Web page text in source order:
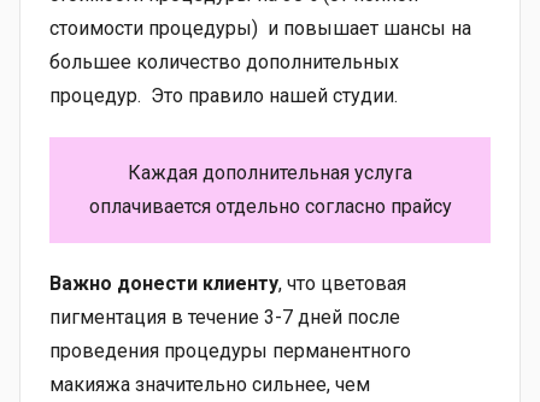
стоимости процедуры) и повышает шансы на
большее количество дополнительных
процедур. Это правило нашей студии.
Каждая дополнительная услуга
оплачивается отдельно согласно прайсу
Важно донести клиенту, что цветовая
пигментация в течение 3-7 дней после
проведения процедуры перманентного
макияжа значительно сильнее, чем